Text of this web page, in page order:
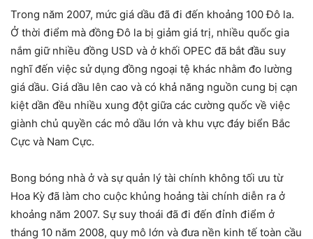
Trong năm 2007, mức giá dầu đã đi đến khoảng 100 Đô la.
Ở thời điểm mà đồng Đô la bị giảm giá trị, nhiều quốc gia
nắm giữ nhiều đồng USD và ở khối OPEC đã bắt đầu suy
nghĩ đến việc sử dụng đồng ngoại tệ khác nhằm đo lường
giá dầu. Giá dầu lên cao và có khả năng nguồn cung bị cạn
kiệt dần đều nhiều xung đột giữa các cường quốc về việc
giành chủ quyền các mỏ dầu lớn và khu vực đáy biển Bắc
Cực và Nam Cực.
Bong bóng nhà ở và sự quản lý tài chính không tối ưu từ
Hoa Kỳ đã làm cho cuộc khủng hoảng tài chính diễn ra ở
khoảng năm 2007. Sự suy thoái đã đi đến đỉnh điểm ở
tháng 10 năm 2008, quy mô lớn và đưa nền kinh tế toàn cầu